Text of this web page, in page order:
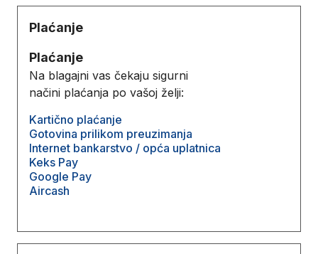
Plaćanje
Plaćanje
Na blagajni vas čekaju sigurni
načini plaćanja po vašoj želji:
Kartično plaćanje
Gotovina prilikom preuzimanja
Internet bankarstvo / opća uplatnica
Keks Pay
Google Pay
Aircash